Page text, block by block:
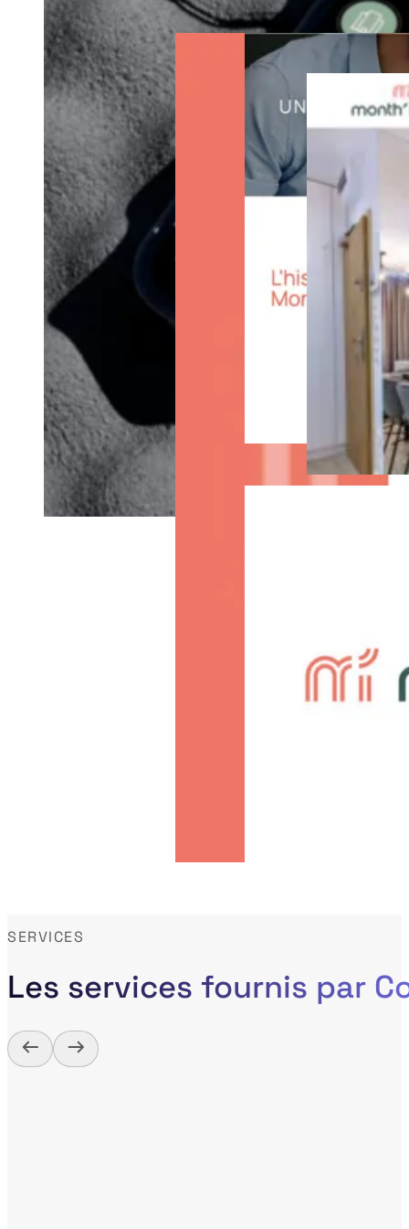
Les services fournis par
SERVICES